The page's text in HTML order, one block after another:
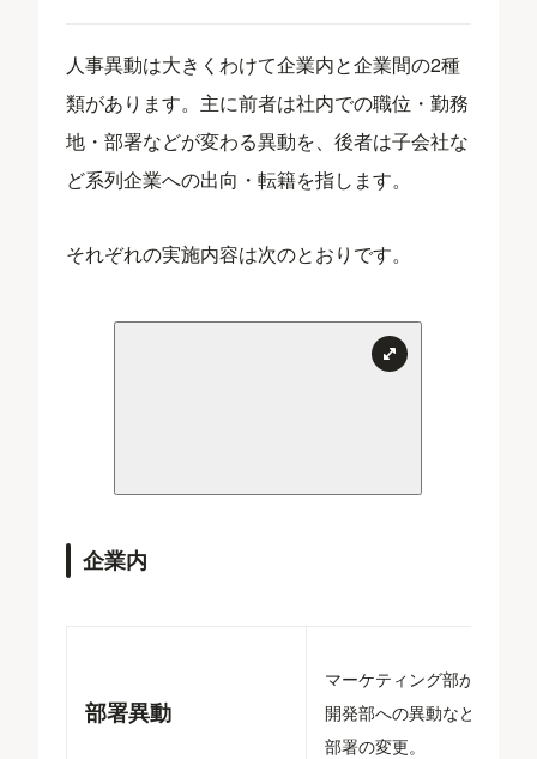
人事異動は大きくわけて企業内と企業間の2種
類があります。主に前者は社内での職位・勤務
地・部署などが変わる異動を、後者は子会社な
ど系列企業への出向・転籍を指します。
それぞれの実施内容は次のとおりです。
企業内
部署異動
マーケティング部から商品
開発部への異動など、所属
部署の変更。